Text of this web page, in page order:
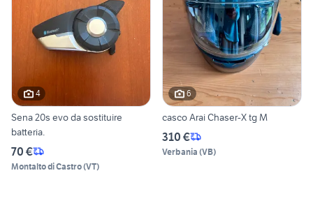
4
Sena 20s evo da sostituire
batteria.
70 €
Montalto di Castro(VT)
6
casco Arai Chaser-X tg M
310 €
Verbania (VB)